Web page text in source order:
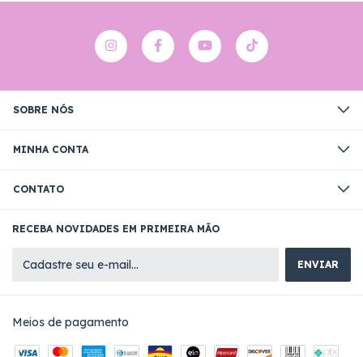
SOBRE NÓS
MINHA CONTA
CONTATO
RECEBA NOVIDADES EM PRIMEIRA MÃO
Meios de pagamento